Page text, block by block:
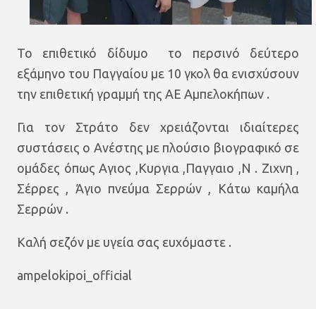
Το επιθετικό δίδυμο το περσινό δεύτερο
εξάμηνο του Παγγαίου με 10 γκολ θα ενισχύσουν
την επιθετική γραμμή της ΑΕ Αμπελοκήπων .
Για τον Στράτο δεν χρειάζονται ιδιαίτερες
συστάσεις ο Ανέστης με πλούσιο βιογραφικό σε
ομάδες όπως Αγιος ,Κυργια ,Παγγαιο ,Ν . Ζιχνη ,
Σέρρες , Άγιο πνεύμα Σερρών , Κάτω καμήλα
Σερρών .
Καλή σεζόν με υγεία σας ευχόμαστε .
ampelokipoi_official